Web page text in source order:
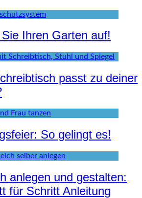
Ihren Garten auf!
passt zu deiner
So gelingt es!
anlegen und gestalten:
für Schritt Anleitung